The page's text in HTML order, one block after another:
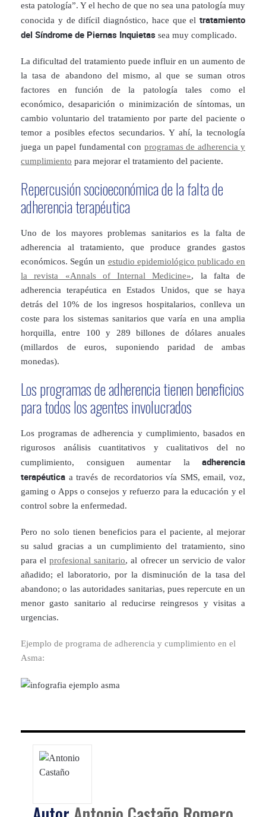
esta patología”. Y el hecho de que no sea una patología muy
conocida y de difícil diagnóstico, hace que el tratamiento
del Síndrome de Piernas Inquietas sea muy complicado.
La dificultad del tratamiento puede influir en un aumento de
la tasa de abandono del mismo, al que se suman otros
factores en función de la patología tales como el
económico, desaparición o minimización de síntomas, un
cambio voluntario del tratamiento por parte del paciente o
temor a posibles efectos secundarios. Y ahí, la tecnología
juega un papel fundamental con programas de adherencia y
cumplimiento para mejorar el tratamiento del paciente.
Repercusión socioeconómica de la falta de
adherencia terapéutica
Uno de los mayores problemas sanitarios es la falta de
adherencia al tratamiento, que produce grandes gastos
económicos. Según un estudio epidemiológico publicado en
la revista «Annals of Internal Medicine», la falta de
adherencia terapéutica en Estados Unidos, que se haya
detrás del 10% de los ingresos hospitalarios, conlleva un
coste para los sistemas sanitarios que varía en una amplia
horquilla, entre 100 y 289 billones de dólares anuales
(millardos de euros, suponiendo paridad de ambas
monedas).
Los programas de adherencia tienen beneficios
para todos los agentes involucrados
Los programas de adherencia y cumplimiento, basados en
rigurosos análisis cuantitativos y cualitativos del no
cumplimiento, consiguen aumentar la adherencia
terapéutica a través de recordatorios vía SMS, email, voz,
gaming o Apps o consejos y refuerzo para la educación y el
control sobre la enfermedad.
Pero no solo tienen beneficios para el paciente, al mejorar
su salud gracias a un cumplimiento del tratamiento, sino
para elprofesional sanitario, al ofrecer un servicio de valor
añadido; el laboratorio, por la disminución de la tasa del
abandono; o las autoridades sanitarias, pues repercute en un
menor gasto sanitario al reducirse reingresos y visitas a
urgencias.
Ejemplo de programa de adherencia y cumplimiento en el
Asma: